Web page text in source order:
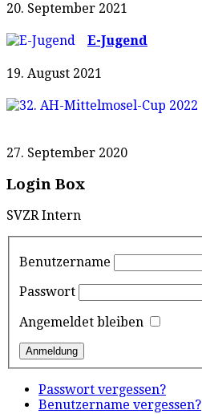
20. September 2021
E-Jugend
19. August 2021
27. September 2020
Login Box
SVZR Intern
Benutzername
Passwort
Angemeldet bleiben
Passwort vergessen?
Benutzername vergessen?